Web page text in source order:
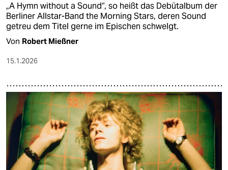
„A Hymn without a Sound“, so heißt das Debütalbum der
Berliner Allstar-Band the Morning Stars, deren Sound
getreu dem Titel gerne im Epischen schwelgt.
Von Robert Mießner
15.1.2026